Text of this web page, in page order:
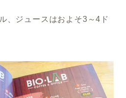
、ジュースはおよそ3～4ド